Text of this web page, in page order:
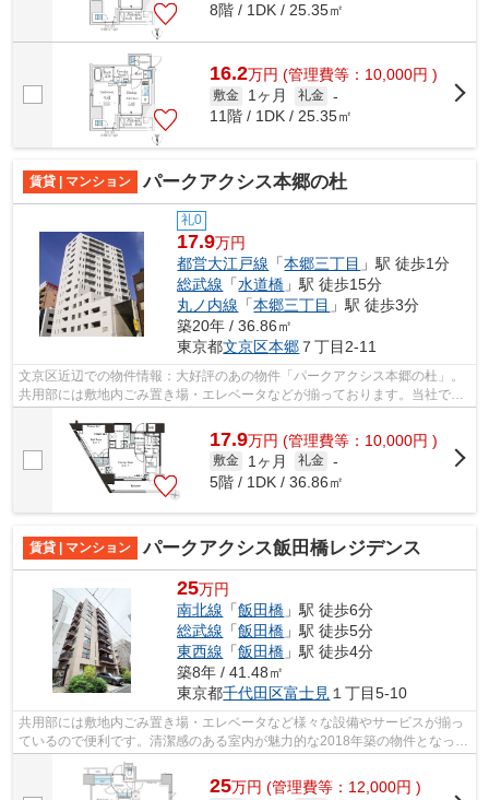
8階 / 1DK / 25.35㎡
16.2万円 (管理費等：10,000円 )
敷金 1ヶ月 礼金 -
11階 / 1DK / 25.35㎡
賃貸 | マンション パークアクシス本郷の杜
礼0
17.9万円
都営大江戸線 「本郷三丁目 」駅 徒歩1分
総武線 「水道橋 」駅 徒歩15分
丸ノ内線 「本郷三丁目 」駅 徒歩3分
築20年 / 36.86㎡
東京都文京区本郷 ７丁目2-11
文京区近辺での物件情報：大好評のあの物件「パークアクシス本郷の杜」。
共用部には敷地内ごみ置き場・エレベータなどが揃っております。当社では
17.9万円 (管理費等：10,000円 )
敷金 1ヶ月 礼金 -
5階 / 1DK / 36.86㎡
賃貸 | マンション パークアクシス飯田橋レジデンス
25万円
南北線 「飯田橋 」駅 徒歩6分
総武線 「飯田橋 」駅 徒歩5分
東西線 「飯田橋 」駅 徒歩4分
築8年 / 41.48㎡
東京都千代田区富士見 １丁目5-10
共用部には敷地内ごみ置き場・エレベータなど様々な設備やサービスが揃っ
ているので便利です。清潔感のある室内が魅力的な2018年築の物件となって
おり、一押しです。好評の駅近物件と...
25万円 (管理費等：12,000円 )